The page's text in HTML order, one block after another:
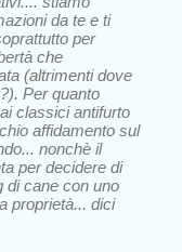
da te e ti
per
che
(altrimenti dove
Per quanto
classici antifurto
affidamento sul
nonchè il
per decidere di
di cane con uno
proprietà... dici